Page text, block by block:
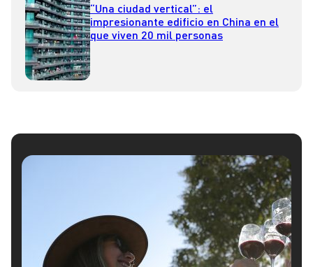
“Una ciudad vertical”: el
impresionante edificio en China en el
que viven 20 mil personas